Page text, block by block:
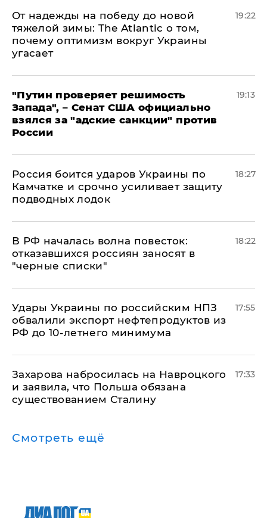
От надежды на победу до новой
тяжелой зимы: The Atlantic о том,
почему оптимизм вокруг Украины
угасает
19:22
"Путин проверяет решимость
Запада", – Сенат США официально
взялся за "адские санкции" против
России
19:13
Россия боится ударов Украины по
Камчатке и срочно усиливает защиту
подводных лодок
18:27
​В РФ началась волна повесток:
отказавшихся россиян заносят в
"черные списки"
18:22
Удары Украины по российским НПЗ
обвалили экспорт нефтепродуктов из
РФ до 10-летнего минимума
17:55
​Захарова набросилась на Навроцкого
и заявила, что Польша обязана
существованием Сталину
17:33
Смотреть ещё